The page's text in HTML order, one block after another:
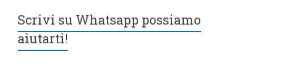
Scrivi su Whatsapp possiamo
aiutarti!